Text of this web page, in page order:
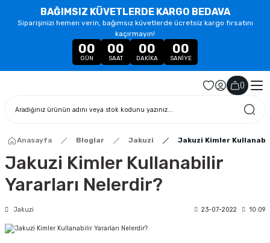
BAĞIMSIZ KÜVETLERDE KARGO BEDAVA
Siparişinizi hemen verin, bağımsız küvetlerde ücretsiz kargo fırsatını
kaçırmayın!
00
GÜN
00
SAAT
00
DAKIKA
00
SANIYE
()
Anasayfa Bloglar Jakuzi Jakuzi Kimler
Jakuzi Kimler Kullanabilir
Yararları Nelerdir?
Jakuzi 23-07-2022 10:09